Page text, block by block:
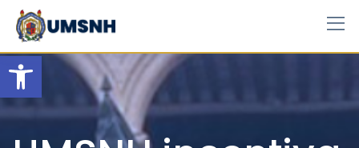
Open toolbar
Skip
content